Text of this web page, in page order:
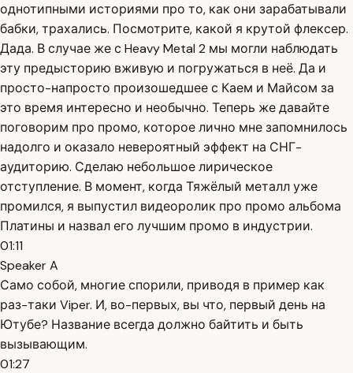
однотипными историями про то, как они зарабатывали
бабки, трахались. Посмотрите, какой я крутой флексер.
Дада. В случае же с Heavy Metal 2 мы могли наблюдать
эту предысторию вживую и погружаться в неё. Да и
просто-напросто произошедшее с Каем и Майсом за
это время интересно и необычно. Теперь же давайте
поговорим про промо, которое лично мне запомнилось
надолго и оказало невероятный эффект на СНГ-
аудиторию. Сделаю небольшое лирическое
отступление. В момент, когда Тяжёлый металл уже
промился, я выпустил видеоролик про промо альбома
Платины и назвал его лучшим промо в индустрии.
01:11
Speaker A
Само собой, многие спорили, приводя в пример как
раз-таки Viper. И, во-первых, вы что, первый день на
Ютубе? Название всегда должно байтить и быть
вызывающим.
01:27